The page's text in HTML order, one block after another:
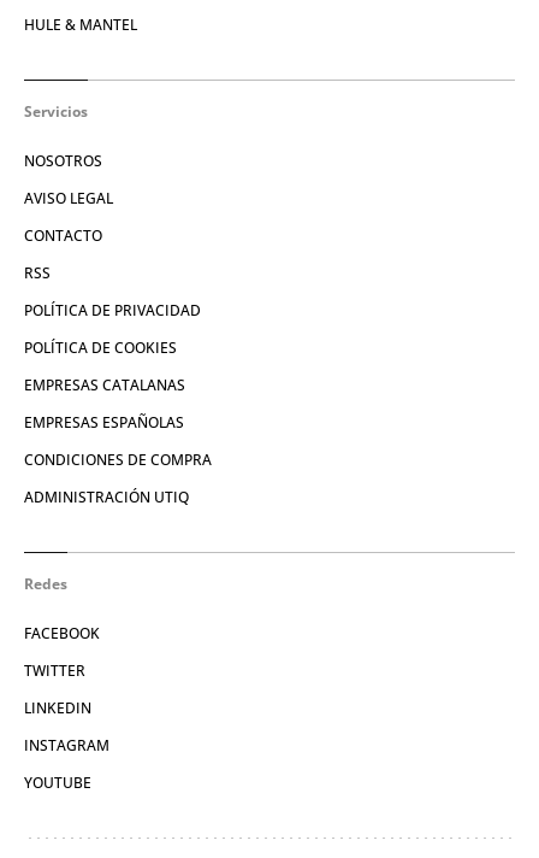
HULE & MANTEL
Servicios
NOSOTROS
AVISO LEGAL
CONTACTO
RSS
POLÍTICA DE PRIVACIDAD
POLÍTICA DE COOKIES
EMPRESAS CATALANAS
EMPRESAS ESPAÑOLAS
CONDICIONES DE COMPRA
ADMINISTRACIÓN UTIQ
Redes
FACEBOOK
TWITTER
LINKEDIN
INSTAGRAM
YOUTUBE